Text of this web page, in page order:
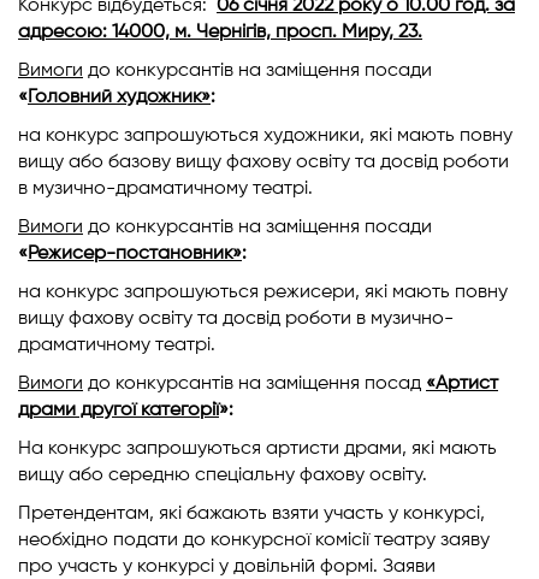
Конкурс відбудеться: 06 січня 2022 року о 10.00 год. за
адресою: 14000, м. Чернігів, просп. Миру, 23.
Вимоги до конкурсантів на заміщення посади
« Головний художник»:
на конкурс запрошуються художники, які мають повну
вищу або базову вищу фахову освіту та досвід роботи
в музично-драматичному театрі.
Вимоги до конкурсантів на заміщення посади
«Режисер-постановник»:
на конкурс запрошуються режисери, які мають повну
вищу фахову освіту та досвід роботи в музично-
драматичному театрі.
Вимоги до конкурсантів на заміщення посад «Артист
драми другої категорії»:
На конкурс запрошуються артисти драми, які мають
вищу або середню спеціальну фахову освіту.
Претендентам, які бажають взяти участь у конкурсі,
необхідно подати до конкурсної комісії театру заяву
про участь у конкурсі у довільній формі. Заяви